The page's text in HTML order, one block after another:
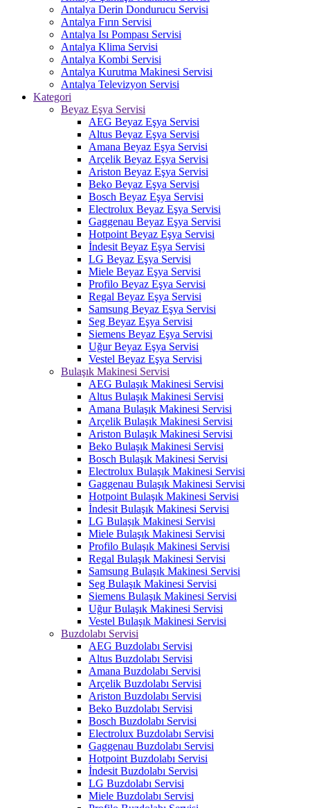
Antalya Derin Dondurucu Servisi
Antalya Fırın Servisi
Antalya Isı Pompası Servisi
Antalya Klima Servisi
Antalya Kombi Servisi
Antalya Kurutma Makinesi Servisi
Antalya Televizyon Servisi
Kategori
Beyaz Eşya Servisi
AEG Beyaz Eşya Servisi
Altus Beyaz Eşya Servisi
Amana Beyaz Eşya Servisi
Arçelik Beyaz Eşya Servisi
Ariston Beyaz Eşya Servisi
Beko Beyaz Eşya Servisi
Bosch Beyaz Eşya Servisi
Electrolux Beyaz Eşya Servisi
Gaggenau Beyaz Eşya Servisi
Hotpoint Beyaz Eşya Servisi
İndesit Beyaz Eşya Servisi
LG Beyaz Eşya Servisi
Miele Beyaz Eşya Servisi
Profilo Beyaz Eşya Servisi
Regal Beyaz Eşya Servisi
Samsung Beyaz Eşya Servisi
Seg Beyaz Eşya Servisi
Siemens Beyaz Eşya Servisi
Uğur Beyaz Eşya Servisi
Vestel Beyaz Eşya Servisi
Bulaşık Makinesi Servisi
AEG Bulaşık Makinesi Servisi
Altus Bulaşık Makinesi Servisi
Amana Bulaşık Makinesi Servisi
Arçelik Bulaşık Makinesi Servisi
Ariston Bulaşık Makinesi Servisi
Beko Bulaşık Makinesi Servisi
Bosch Bulaşık Makinesi Servisi
Electrolux Bulaşık Makinesi Servisi
Gaggenau Bulaşık Makinesi Servisi
Hotpoint Bulaşık Makinesi Servisi
İndesit Bulaşık Makinesi Servisi
LG Bulaşık Makinesi Servisi
Miele Bulaşık Makinesi Servisi
Profilo Bulaşık Makinesi Servisi
Regal Bulaşık Makinesi Servisi
Samsung Bulaşık Makinesi Servisi
Seg Bulaşık Makinesi Servisi
Siemens Bulaşık Makinesi Servisi
Uğur Bulaşık Makinesi Servisi
Vestel Bulaşık Makinesi Servisi
Buzdolabı Servisi
AEG Buzdolabı Servisi
Altus Buzdolabı Servisi
Amana Buzdolabı Servisi
Arçelik Buzdolabı Servisi
Ariston Buzdolabı Servisi
Beko Buzdolabı Servisi
Bosch Buzdolabı Servisi
Electrolux Buzdolabı Servisi
Gaggenau Buzdolabı Servisi
Hotpoint Buzdolabı Servisi
İndesit Buzdolabı Servisi
LG Buzdolabı Servisi
Miele Buzdolabı Servisi